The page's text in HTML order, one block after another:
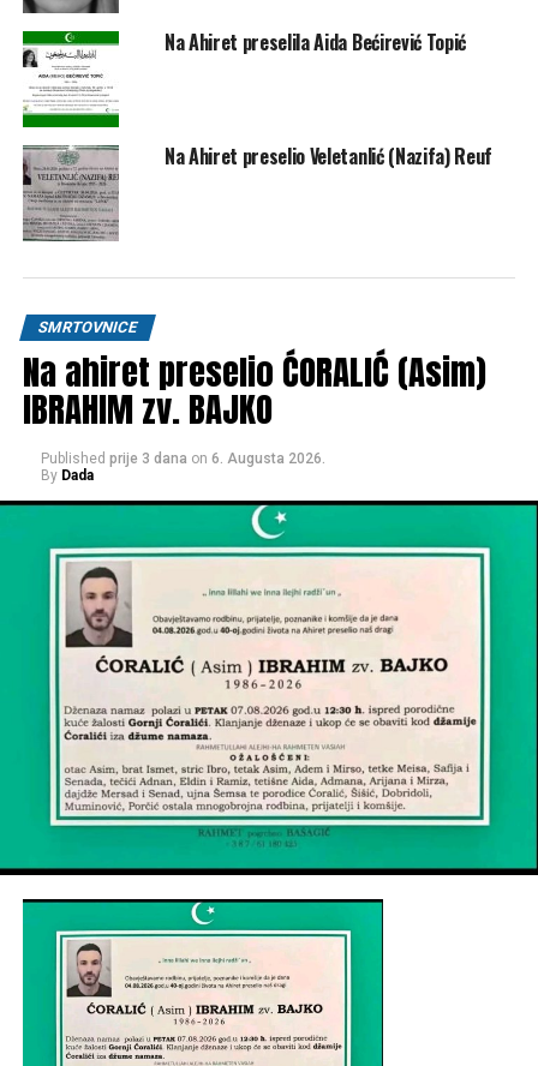
Na Ahiret preselila Aida Bećirević Topić
Na Ahiret preselio Veletanlić (Nazifa) Reuf
SMRTOVNICE
Na ahiret preselio ĆORALIĆ (Asim)
IBRAHIM zv. BAJKO
Published prije 3 dana on 6. Augusta 2026.
By Dada